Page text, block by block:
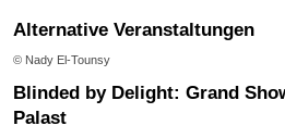
Alternative Veranstaltungen
© Nady El-Tounsy
Blinded by Delight: Grand Show im Friedrichstadt-
Palast